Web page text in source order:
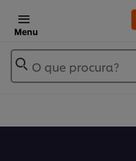
Menu
O que procura?